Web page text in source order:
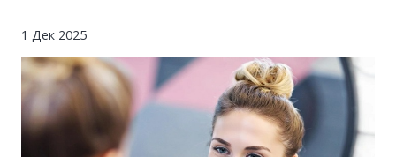
Politics
Sport
1 Дек 2025